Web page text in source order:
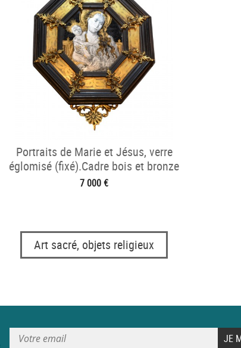
Portraits de Marie et Jésus, verre
églomisé (fixé).Cadre bois et bronze
doré.17° sièc
7 000 €
Art sacré, objets religieux